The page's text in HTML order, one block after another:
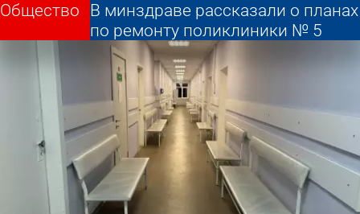
В минздраве рассказали о планах
по ремонту поликлиники № 5
Общество В минздраве рассказали о планах
по ремонту поликлиники № 5
Общество
Другие новости по
теме
Погода и курсы
валют в Пензе